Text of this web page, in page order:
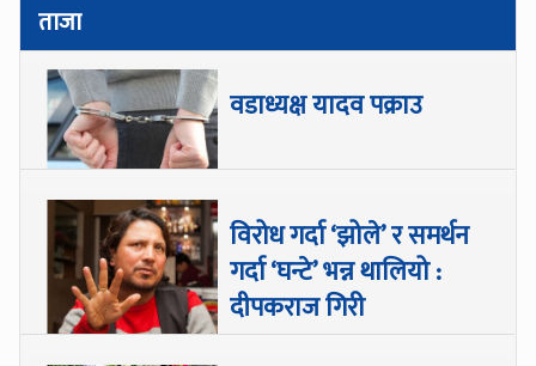
ताजा
वडाध्यक्ष यादव पक्राउ
विरोध गर्दा ‘झोले’ र समर्थन
गर्दा ‘घन्टे’ भन्न थालियो :
दीपकराज गिरी